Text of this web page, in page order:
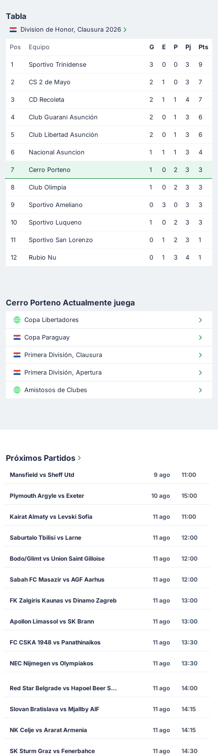
Tabla
Division de Honor, Clausura 2026
Pos Equipo G E P Pj Pts
1 Sportivo Trinidense 3 0 0 3 9
2 CS 2 de Mayo 2 1 0 3 7
3 CD Recoleta 2 1 1 4 7
4 Club Guarani Asunción 2 0 1 3 6
5 Club Libertad Asunción 2 0 1 3 6
6 Nacional Asuncion 1 1 1 3 4
7 Cerro Porteno 1 0 2 3 3
8 Club Olimpia 1 0 2 3 3
9 Sportivo Ameliano 0 3 0 3 3
10 Sportivo Luqueno 1 0 2 3 3
11 Sportivo San Lorenzo 0 1 2 3 1
12 Rubio Nu 0 1 3 4 1
Cerro Porteno Actualmente juega
Copa Libertadores
Copa Paraguay
Primera División, Clausura
Primera División, Apertura
Amistosos de Clubes
Próximos Partidos
Mansfield vs Sheff Utd 9 ago 11:00
Plymouth Argyle vs Exeter 10 ago 15:00
Kairat Almaty vs Levski Sofia 11 ago 11:00
Saburtalo Tbilisi vs Larne 11 ago 12:00
Bodo/Glimt vs Union Saint Gilloise 11 ago 12:00
Sabah FC Masazir vs AGF Aarhus 11 ago 12:00
FK Zalgiris Kaunas vs Dinamo Zagreb 11 ago 13:00
Apollon Limassol vs SK Brann 11 ago 13:00
FC CSKA 1948 vs Panathinaikos 11 ago 13:30
NEC Nijmegen vs Olympiakos 11 ago 13:30
Red Star Belgrade vs Hapoel Beer Sheva 11 ago 14:00
Slovan Bratislava vs Mjallby AIF 11 ago 14:15
NK Celje vs Ararat Armenia 11 ago 14:15
SK Sturm Graz vs Fenerbahce 11 ago 14:30